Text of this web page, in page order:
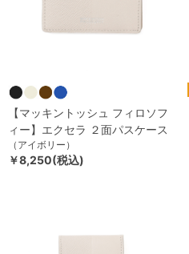
【マッキントッシュ フィロソフ
ィー】エクセラ ２面パスケース
（アイボリー）
￥8,250(税込)